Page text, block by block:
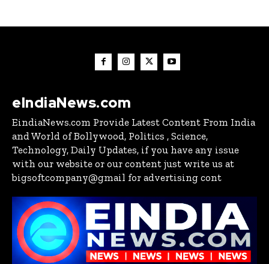
eIndiaNews.com
EindiaNews.com Provide Latest Content From India
and World of Bollywood, Politics , Science,
Technology, Daily Updates, if you have any issue
with our website or our content just write us at
bigsoftcompany@gmail for advertising cont